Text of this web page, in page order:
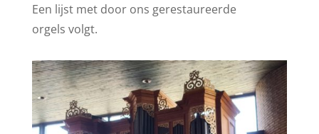
Een lijst met door ons gerestaureerde
orgels volgt.